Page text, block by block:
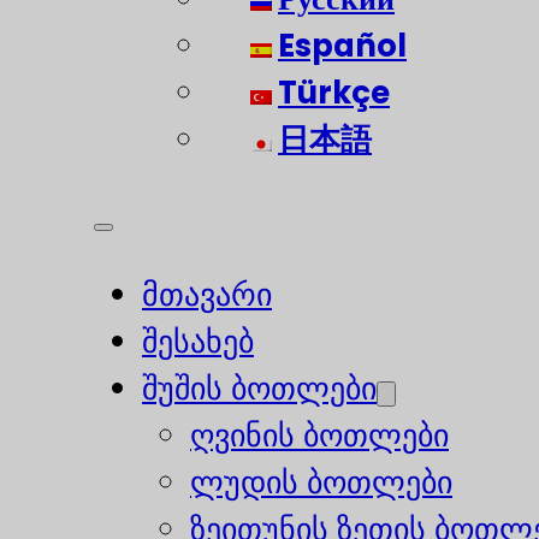
Español
Türkçe
日本語
მთავარი
შესახებ
შუშის ბოთლები
ღვინის ბოთლები
ლუდის ბოთლები
ზეითუნის ზეთის